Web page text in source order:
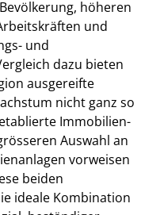
höheren
und
und
dazu bieten
ausgereifte
nicht ganz so
Immobilien-
Auswahl an
vorweisen
beiden
ideale Kombination